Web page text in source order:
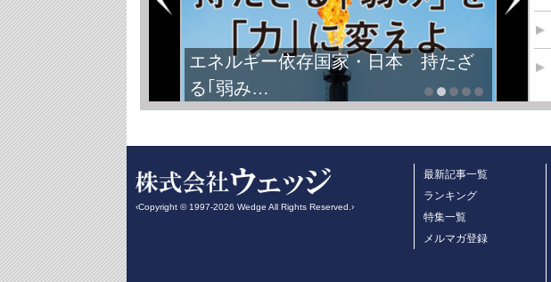
エネルギー依存国家・日本 持たざ
る｢弱み…
‹Copyright © 1997-2026 Wedge All Rights Reserved.›
最新記事一覧
ランキング
特集一覧
メルマガ登録